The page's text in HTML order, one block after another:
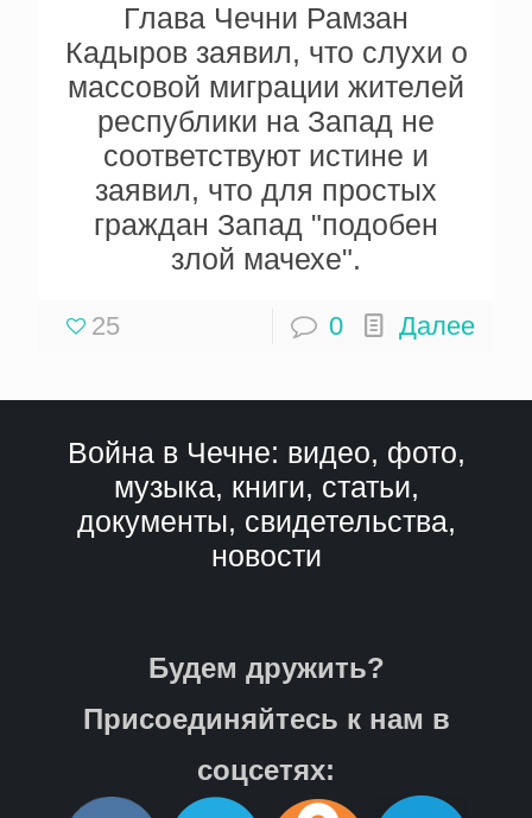
Глава Чечни Рамзан
Кадыров заявил, что слухи о
массовой миграции жителей
республики на Запад не
соответствуют истине и
заявил, что для простых
граждан Запад "подобен
злой мачехе".
25 0 Далее
Война в Чечне: видео, фото,
музыка, книги, статьи,
документы, свидетельства,
новости
Будем дружить?
Присоединяйтесь к нам в
соцсетях: